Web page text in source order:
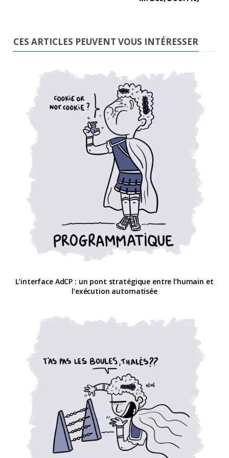
CES ARTICLES PEUVENT VOUS INTÉRESSER
L’interface AdCP : un pont stratégique entre l’humain et
l’exécution automatisée